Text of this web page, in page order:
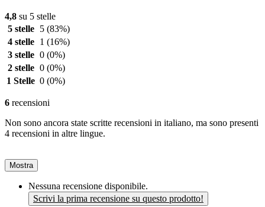
4,8 su 5 stelle
5 stelle
5 (83%)
4 stelle
1 (16%)
3 stelle 0 (0%)
2 stelle 0 (0%)
1 Stelle 0 (0%)
6 recensioni
Non sono ancora state scritte recensioni in italiano, ma sono presenti
4 recensioni in altre lingue.
Mostra
Nessuna recensione disponibile.
Scrivi la prima recensione su questo prodotto!